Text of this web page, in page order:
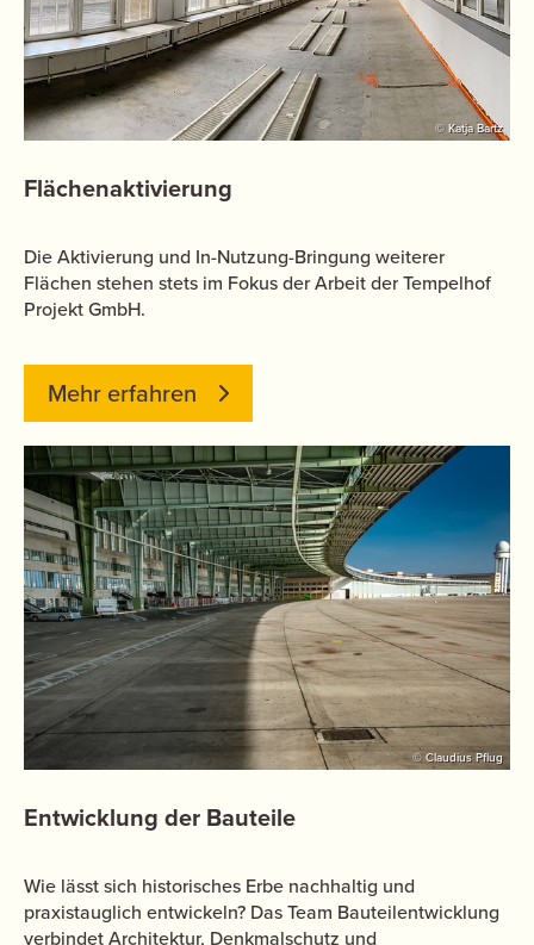
© Katja Bartz
Flächenaktivierung
Die Aktivierung und In-Nutzung-Bringung weiterer
Flächen stehen stets im Fokus der Arbeit der Tempelhof
Projekt GmbH.
Mehr erfahren
© Claudius Pflug
Entwicklung der Bauteile
Wie lässt sich historisches Erbe nachhaltig und
praxistauglich entwickeln? Das Team Bauteilentwicklung
verbindet Architektur, Denkmalschutz und